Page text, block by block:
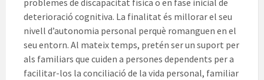
problemes de discapacitat física o en fase inicial de
deterioració cognitiva. La finalitat és millorar el seu
nivell d’autonomia personal perquè romanguen en el
seu entorn. Al mateix temps, pretén ser un suport per
als familiars que cuiden a persones dependents per a
facilitar-los la conciliació de la vida personal, familiar